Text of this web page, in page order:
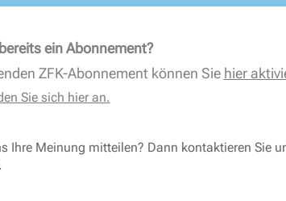
ein Abonnement?
ZFK-Abonnement können Sie hier
Sie sich hier an.
Ihre Meinung mitteilen? Dann kontaktieren Sie
.